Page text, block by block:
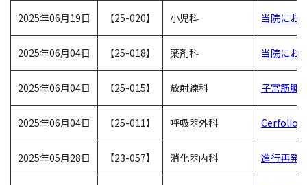
2025年06月19日 【25-020】 小児科 当院にお
2025年06月04日 【25-018】 薬剤科 当院にお
2025年06月04日 【25-015】 放射線科 子宮筋腫
2025年06月04日 【25-011】 呼吸器外科 Cerfolio
2025年05月28日 【23-057】 消化器内科 進行再発